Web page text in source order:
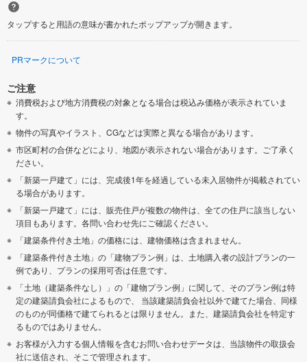
タップすると用語の意味が書かれたポップアップが開きます。
PRマークについて
ご注意
消費税および地方消費税の対象となる場合は税込み価格が表示されていま
す。
物件の写真やイラスト、CGなどは実際と異なる場合があります。
市区町村の合併などにより、地図が表示されない場合があります。ご了承く
ださい。
「新築一戸建て」には、完成後1年を経過している未入居物件が掲載されてい
る場合があります。
「新築一戸建て」には、販売住戸が複数の物件は、全ての住戸に該当しない
項目もあります。各問い合わせ先にご確認ください。
「建築条件付き土地」の価格には、建物価格は含まれません。
「建築条件付き土地」の「建物プラン例」は、土地購入者の設計プランの一
例であり、プランの採用可否は任意です。
「土地（建築条件なし）」の「建物プラン例」に関して、そのプラン例は特
定の建築請負会社によるもので、 当該建築請負会社以外で建てた場合、同様
のものが同価格で建てられるとは限りません。また、建築請負会社を特定す
るものではありません。
お客様が入力する個人情報を含むお問い合わせデータは、当該物件の取扱会
社に送信され、そこで管理されます。